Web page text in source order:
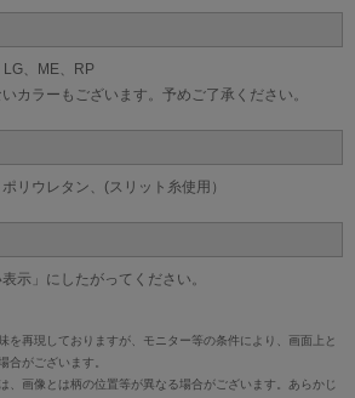
、ME、RP
カラーもございます。予めご了承ください。
リウレタン、(スリット糸使用）
示」にしたがってください。
再現しておりますが、モニター等の条件により、画面上と
合がございます。
、画像とは柄の位置等が異なる場合がございます。あらかじ